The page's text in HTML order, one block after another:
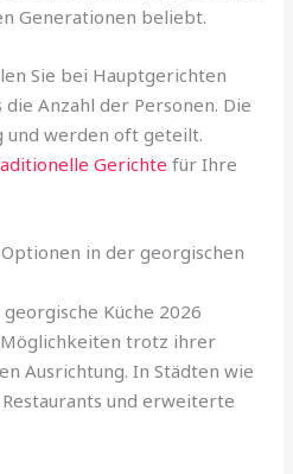
Generationen beliebt.
Sie bei Hauptgerichten
Anzahl der Personen. Die
und werden oft geteilt.
Gerichte für Ihre
in der georgischen
Küche 2026
trotz ihrer
Ausrichtung. In Städten wie
und erweiterte